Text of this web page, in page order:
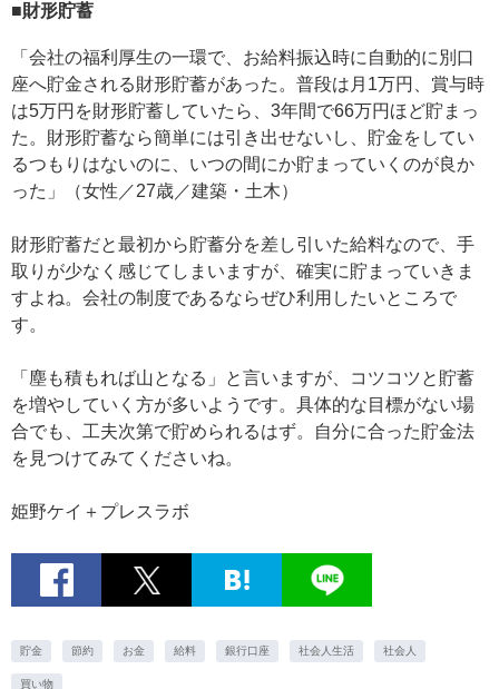
■財形貯蓄
「会社の福利厚生の一環で、お給料振込時に自動的に別口
座へ貯金される財形貯蓄があった。普段は月1万円、賞与時
は5万円を財形貯蓄していたら、3年間で66万円ほど貯まっ
た。財形貯蓄なら簡単には引き出せないし、貯金をしてい
るつもりはないのに、いつの間にか貯まっていくのが良か
った」（女性／27歳／建築・土木）
財形貯蓄だと最初から貯蓄分を差し引いた給料なので、手
取りが少なく感じてしまいますが、確実に貯まっていきま
すよね。会社の制度であるならぜひ利用したいところで
す。
「塵も積もれば山となる」と言いますが、コツコツと貯蓄
を増やしていく方が多いようです。具体的な目標がない場
合でも、工夫次第で貯められるはず。自分に合った貯金法
を見つけてみてくださいね。
姫野ケイ＋プレスラボ
貯金 節約 お金 給料 銀行口座 社会人生活 社会人
買い物